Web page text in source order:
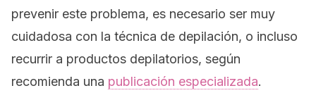
prevenir este problema, es necesario ser muy
cuidadosa con la técnica de depilación, o incluso
recurrir a productos depilatorios, según
recomienda una publicación especializada.